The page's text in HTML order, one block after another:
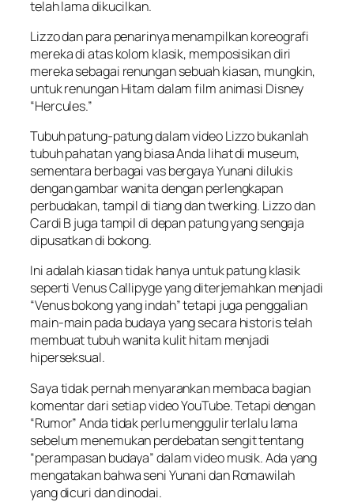
telah lama dikucilkan.
Lizzo dan para penarinya menampilkan koreografi
mereka di atas kolom klasik, memposisikan diri
mereka sebagai renungan sebuah kiasan, mungkin,
untuk renungan Hitam dalam film animasi Disney
“Hercules.”
Tubuh patung-patung dalam video Lizzo bukanlah
tubuh pahatan yang biasa Anda lihat di museum,
sementara berbagai vas bergaya Yunani dilukis
dengan gambar wanita dengan perlengkapan
perbudakan, tampil di tiang dan twerking. Lizzo dan
Cardi B juga tampil di depan patung yang sengaja
dipusatkan di bokong.
Ini adalah kiasan tidak hanya untuk patung klasik
seperti Venus Callipyge yang diterjemahkan menjadi
“Venus bokong yang indah” tetapi juga penggalian
main-main pada budaya yang secara historis telah
membuat tubuh wanita kulit hitam menjadi
hiperseksual.
Saya tidak pernah menyarankan membaca bagian
komentar dari setiap video YouTube. Tetapi dengan
“Rumor” Anda tidak perlu menggulir terlalu lama
sebelum menemukan perdebatan sengit tentang
“perampasan budaya” dalam video musik. Ada yang
mengatakan bahwa seni Yunani dan Romawilah
yang dicuri dan dinodai.